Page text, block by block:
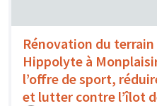
Rénovation du
Hippolyte à
l’offre de sport,
et lutter contre l’îlot